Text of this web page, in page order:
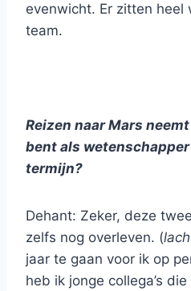
evenwicht. Er zitten heel
team.
Reizen naar Mars
bent als
termijn?
Dehant: Zeker, deze
zelfs nog overleven. (
jaar te gaan voor ik op
heb ik jonge collega’s